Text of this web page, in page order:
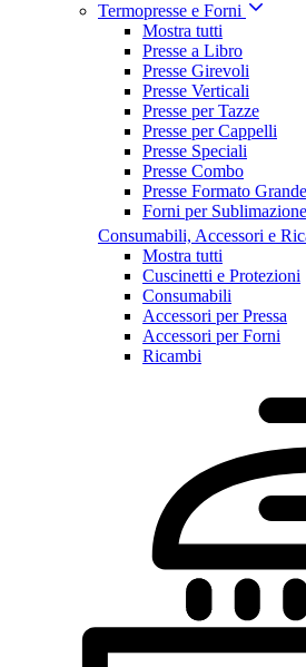
Termopresse e Forni
Mostra tutti
Presse a Libro
Presse Girevoli
Presse Verticali
Presse per Tazze
Presse per Cappelli
Presse Speciali
Presse Combo
Presse Formato Grande
Forni per Sublimazione
Consumabili, Accessori e
Mostra tutti
Cuscinetti e Protezioni
Consumabili
Accessori per Pressa
Accessori per Forni
Ricambi